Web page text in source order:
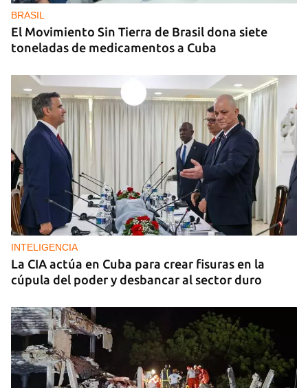
BRASIL
El Movimiento Sin Tierra de Brasil dona siete
toneladas de medicamentos a Cuba
INTELIGENCIA
La CIA actúa en Cuba para crear fisuras en la
cúpula del poder y desbancar al sector duro